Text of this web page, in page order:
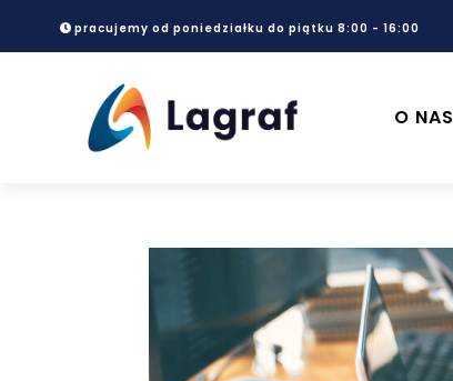
pracujemy od poniedziałku do piątku 8:00 - 16:00
O NAS